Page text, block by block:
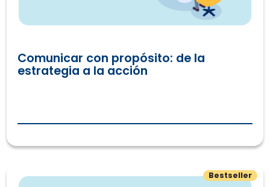
Comunicar con propósito: de la
estrategia a la acción
Bestseller
Inteligencia organizacional: el poder de la gestión del